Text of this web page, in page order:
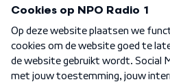
Algemene voorwaarden